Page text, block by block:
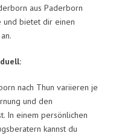
aus Paderborn
und bietet dir einen
nach Thun variieren je
und den
In einem persönlichen
kannst du